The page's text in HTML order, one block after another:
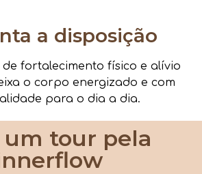
a disposição
fortalecimento físico e alívio
o corpo energizado e com
para o dia a dia.
um tour pela